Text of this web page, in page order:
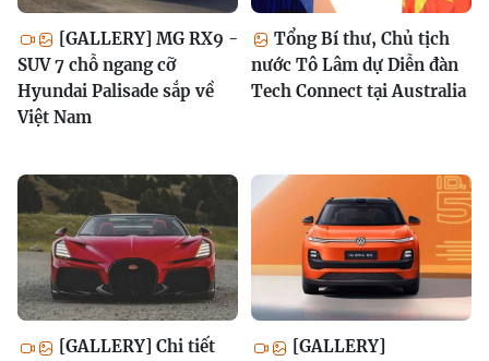
[GALLERY] MG RX9 -
SUV 7 chỗ ngang cỡ
Hyundai Palisade sắp về
Việt Nam
Tổng Bí thư, Chủ tịch
nước Tô Lâm dự Diễn đàn
Tech Connect tại Australia
[GALLERY] Chi tiết
[GALLERY]